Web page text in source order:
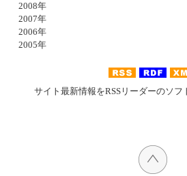
2008年
2007年
2006年
2005年
サイト最新情報をRSSリーダーのソフ